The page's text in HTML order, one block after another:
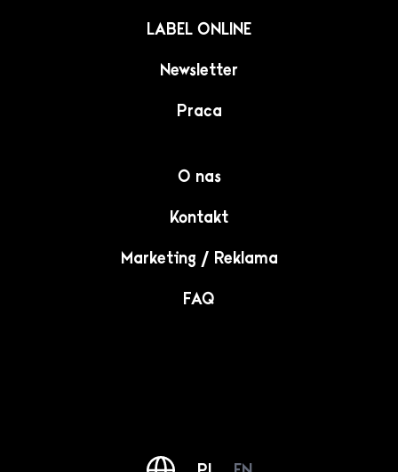
LABEL ONLINE
Newsletter
Praca
O nas
Kontakt
Marketing / Reklama
FAQ